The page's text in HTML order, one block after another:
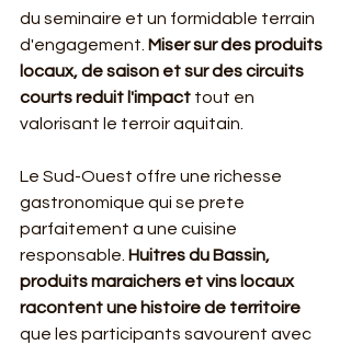
du seminaire et un formidable terrain
d'engagement. Miser sur des produits
locaux, de saison et sur des circuits
courts reduit l'impact tout en
valorisant le terroir aquitain.
Le Sud-Ouest offre une richesse
gastronomique qui se prete
parfaitement a une cuisine
responsable. Huitres du Bassin,
produits maraichers et vins locaux
racontent une histoire de territoire
que les participants savourent avec